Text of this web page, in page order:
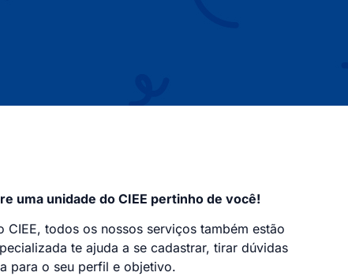
uma unidade do CIEE pertinho de você!
CIEE, todos os nossos serviços também estão
te ajuda a se cadastrar, tirar dúvidas
para o seu perfil e objetivo.